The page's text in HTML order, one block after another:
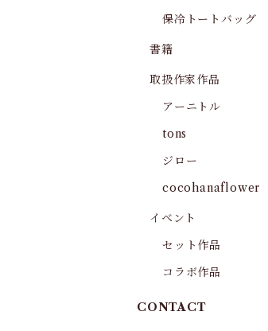
保冷トートバッグ
書籍
取扱作家作品
アーニトル
tons
ジロー
cocohanaflower
イベント
セット作品
コラボ作品
CONTACT